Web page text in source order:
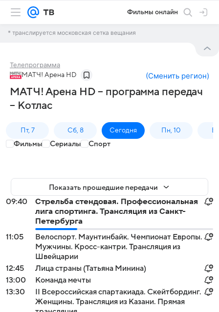
Фильмы онлайн
* транслируется московская сетка вещания
Телепрограмма
МАТЧ! Арена HD (Сменить регион)
МАТЧ! Арена HD – программа передач
– Котлас
Пт, 7 Сб, 8 Сегодня Пн, 10
Фильмы Сериалы Спорт
Показать прошедшие передачи
09:40
Стрельба стендовая. Профессиональная
лига спортинга. Трансляция из Санкт-
Петербурга
11:05
Велоспорт. Маунтинбайк. Чемпионат Европы.
Мужчины. Кросс-кантри. Трансляция из
Швейцарии
12:45
Лица страны (Татьяна Минина)
13:00
Команда мечты
13:30
II Всероссийская спартакиада. Скейтбординг.
Женщины. Трансляция из Казани. Прямая